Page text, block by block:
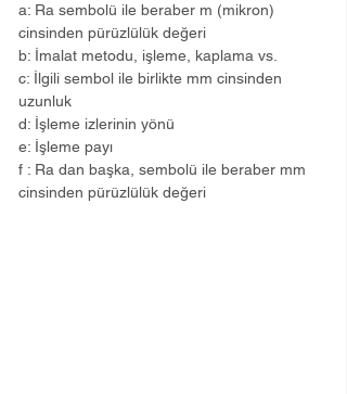
a: Ra sembolü ile beraber m (mikron)
cinsinden pürüzlülük değeri
b: İmalat metodu, işleme, kaplama vs.
c: İlgili sembol ile birlikte mm cinsinden
uzunluk
d: İşleme izlerinin yönü
e: İşleme payı
f : Ra dan başka, sembolü ile beraber mm
cinsinden pürüzlülük değeri